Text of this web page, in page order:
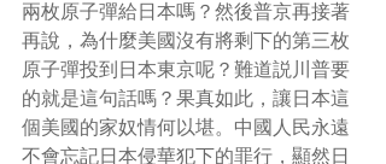
兩枚原子彈給日本嗎？然後普京再接著
再說，為什麼美國沒有將剩下的第三枚
原子彈投到日本東京呢？難道説川普要
的就是這句話嗎？果真如此，讓日本這
個美國的家奴情何以堪。中國人民永遠
不會忘記日本侵華犯下的罪行，顯然日